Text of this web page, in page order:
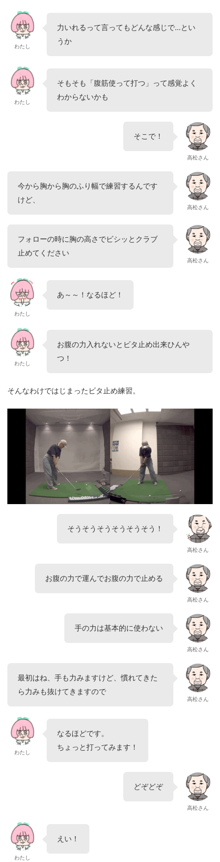
わたし
力いれるって言ってもどんな感じで...とい
うか
わたし
そもそも「腹筋使って打つ」って感覚よく
わからないかも
そこで！
高松さん
今から胸から胸のふり幅で練習するんです
けど、
高松さん
フォローの時に胸の高さでビシッとクラブ
止めてください
高松さん
わたし
あ～～！なるほど！
わたし
お腹の力入れないとビタ止め出来ひんや
つ！
そんなわけではじまったビタ止め練習。
そうそうそうそうそうそう！
高松さん
お腹の力で運んでお腹の力で止める
高松さん
手の力は基本的に使わない
高松さん
最初はね、手も力みますけど、慣れてきた
ら力みも抜けてきますので
高松さん
わたし
なるほどです。
ちょっと打ってみます！
どぞどぞ
高松さん
わたし
えい！